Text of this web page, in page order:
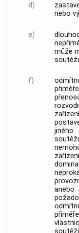
d)
nebo
e)
může
f)